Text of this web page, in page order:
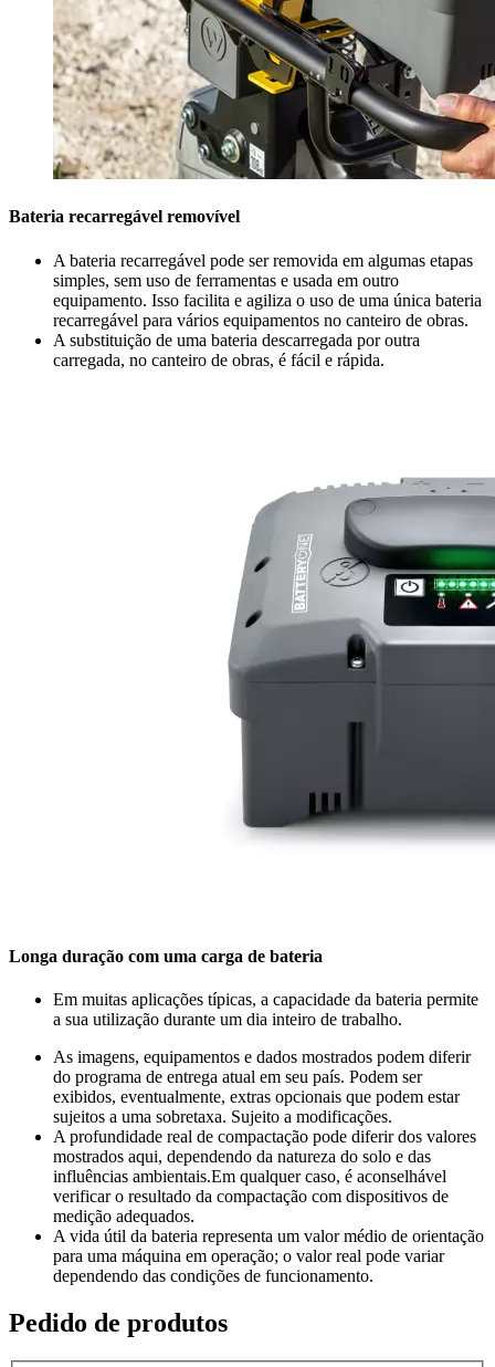
Bateria recarregável removível
A bateria recarregável pode ser removida em algumas etapas
simples, sem uso de ferramentas e usada em outro
equipamento. Isso facilita e agiliza o uso de uma única bateria
recarregável para vários equipamentos no canteiro de obras.
A substituição de uma bateria descarregada por outra
carregada, no canteiro de obras, é fácil e rápida.
Longa duração com uma carga de bateria
Em muitas aplicações típicas, a capacidade da bateria permite
a sua utilização durante um dia inteiro de trabalho.
As imagens, equipamentos e dados mostrados podem diferir
do programa de entrega atual em seu país. Podem ser
exibidos, eventualmente, extras opcionais que podem estar
sujeitos a uma sobretaxa. Sujeito a modificações.
A profundidade real de compactação pode diferir dos valores
mostrados aqui, dependendo da natureza do solo e das
influências ambientais.Em qualquer caso, é aconselhável
verificar o resultado da compactação com dispositivos de
medição adequados.
A vida útil da bateria representa um valor médio de orientação
para uma máquina em operação; o valor real pode variar
dependendo das condições de funcionamento.
Pedido de produtos